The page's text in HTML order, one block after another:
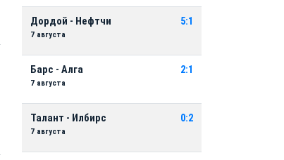
Дордой - Нефтчи
7 августа
5:1
Барс - Алга
7 августа
2:1
Талант - Илбирс
7 августа
0:2